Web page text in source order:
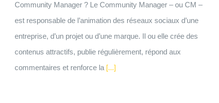
Community Manager ? Le Community Manager – ou CM –
est responsable de l’animation des réseaux sociaux d’une
entreprise, d’un projet ou d’une marque. Il ou elle crée des
contenus attractifs, publie régulièrement, répond aux
commentaires et renforce la[...]